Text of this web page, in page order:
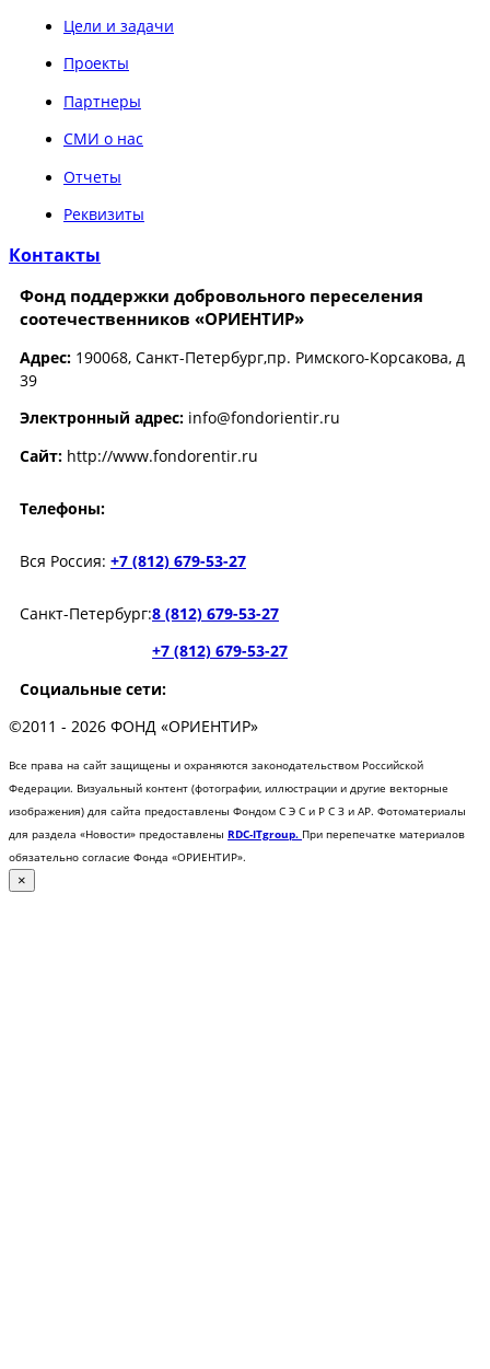
Цели и задачи
Проекты
Партнеры
СМИ о нас
Отчеты
Реквизиты
Контакты
Фонд поддержки добровольного переселения
соотечественников «ОРИЕНТИР»
Адрес: 190068, Санкт-Петербург,пр. Римского-Корсакова, д
39
Электронный адрес: info@fondorientir.ru
Cайт: http://www.fondorentir.ru
Телефоны:
Вся Россия: +7 (812) 679-53-27
Санкт-Петербург:8 (812) 679-53-27
+7 (812) 679-53-27
Социальные сети:
©2011 - 2026 ФОНД «ОРИЕНТИР»
Все права на сайт защищены и охраняются законодательством Российской
Федерации. Визуальный контент (фотографии, иллюстрации и другие векторные
изображения) для сайта предоставлены Фондом С Э С и Р С З и AP. Фотоматериалы
для раздела «Новости» предоставлены RDC-ITgroup. При перепечатке материалов
обязательно согласие Фонда «ОРИЕНТИР».
×